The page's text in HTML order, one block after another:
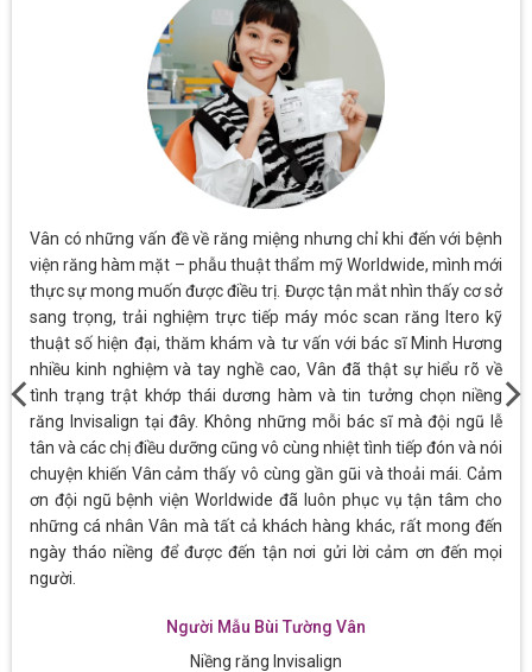
Vân có những vấn đề về răng miệng nhưng chỉ khi đến với bệnh
viện răng hàm mặt – phẫu thuật thẩm mỹ Worldwide, mình mới
thực sự mong muốn được điều trị. Được tận mắt nhìn thấy cơ sở
sang trọng, trải nghiệm trực tiếp máy móc scan răng Itero kỹ
thuật số hiện đại, thăm khám và tư vấn với bác sĩ Minh Hương
nhiều kinh nghiệm và tay nghề cao, Vân đã thật sự hiểu rõ về
tình trạng trật khớp thái dương hàm và tin tưởng chọn niềng
răng Invisalign tại đây. Không những mỗi bác sĩ mà đội ngũ lễ
tân và các chị điều dưỡng cũng vô cùng nhiệt tình tiếp đón và nói
chuyện khiến Vân cảm thấy vô cùng gần gũi và thoải mái. Cảm
ơn đội ngũ bệnh viện Worldwide đã luôn phục vụ tận tâm cho
những cá nhân Vân mà tất cả khách hàng khác, rất mong đến
ngày tháo niềng để được đến tận nơi gửi lời cảm ơn đến mọi
người.
Người Mẫu Bùi Tường Vân
Niềng răng Invisalign